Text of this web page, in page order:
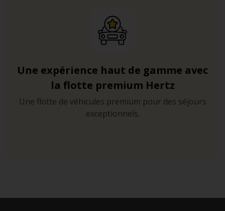
Une expérience haut de gamme avec
la flotte premium Hertz
Une flotte de véhicules premium pour des séjours
exceptionnels.